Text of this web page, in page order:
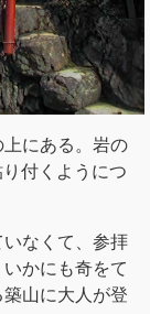
にある。岩の
付くようにつ
なくて、参拝
かにも奇をて
山に大人が登